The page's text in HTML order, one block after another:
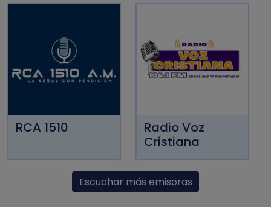
RCA 1510
Radio Voz
Cristiana
Escuchar más emisoras